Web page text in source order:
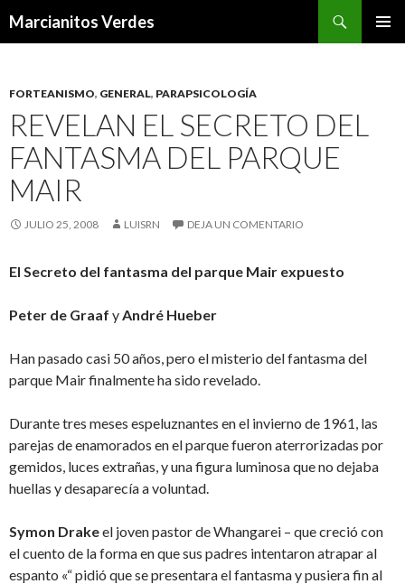
Marcianitos Verdes
FORTEANISMO, GENERAL, PARAPSICOLOGÍA
REVELAN EL SECRETO DEL
FANTASMA DEL PARQUE
MAIR
JULIO 25, 2008 LUISRN DEJA UN COMENTARIO
El Secreto del fantasma del parque Mair expuesto
Peter de Graaf yAndré Hueber
Han pasado casi 50 años, pero el misterio del fantasma del
parque Mair finalmente ha sido revelado.
Durante tres meses espeluznantes en el invierno de 1961, las
parejas de enamorados en el parque fueron aterrorizadas por
gemidos, luces extrañas, y una figura luminosa que no dejaba
huellas y desaparecía a voluntad.
Symon Drakeel joven pastor de Whangarei – que creció con
el cuento de la forma en que sus padres intentaron atrapar al
espanto «“ pidió que se presentara el fantasma y pusiera fin al